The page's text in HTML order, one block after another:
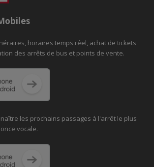
horaires temps réel, achat de tickets
des arrêts de bus et points de vente.
les prochains passages à l'arrêt le plus
vocale.